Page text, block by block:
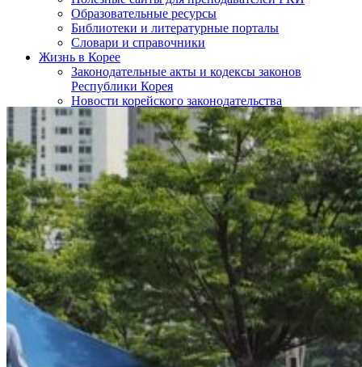
Образовательные ресурсы
Библиотеки и литературные порталы
Словари и справочники
Жизнь в Корее
Законодательные акты и кодексы законов
Республики Корея
Новости корейского законодательства
Интересные статьи о Корее
SOS!
Контакты
НАШИ ПАРТНЁРЫ